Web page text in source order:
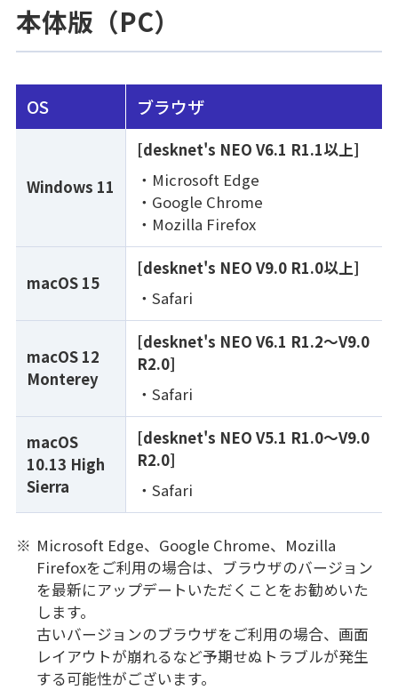
本体版（PC）
OS ブラウザ
Windows 11
[desknet's NEO V6.1 R1.1以上]
Microsoft Edge
Google Chrome
Mozilla Firefox
macOS 15
[desknet's NEO V9.0 R1.0以上]
Safari
macOS 12
Monterey
[desknet's NEO V6.1 R1.2～V9.0
R2.0]
Safari
macOS
10.13 High
Sierra
[desknet's NEO V5.1 R1.0～V9.0
R2.0]
Safari
※ Microsoft Edge、Google Chrome、Mozilla
Firefoxをご利用の場合は、ブラウザのバージョン
を最新にアップデートいただくことをお勧めいた
します。
古いバージョンのブラウザをご利用の場合、画面
レイアウトが崩れるなど予期せぬトラブルが発生
する可能性がございます。